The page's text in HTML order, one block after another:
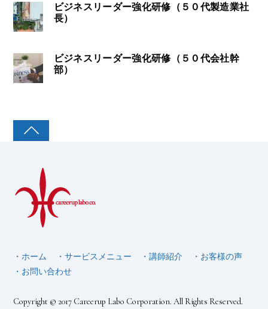
ビジネスリーダー強化研修（５０代製造業社
長）
ビジネスリーダー強化研修（５０代会社幹
部）
・ホーム ・サービスメニュー ・講師紹介
・お客様の声
・お問い合わせ
Copyright © 2017 Careerup Labo Corporation. All Rights Reserved.